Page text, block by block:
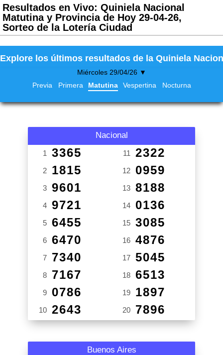
Resultados en Vivo: Quiniela Nacional
Matutina y Provincia de Hoy 29-04-26,
Sorteo de la Lotería Ciudad
Explore los últimos resultados de la Quiniela
Miércoles 29/04/26 ▼
Previa
Primera Matutina Vespertina Nocturna
Nacional
1 3365
2 1815
3 9601
4 9721
5 6455
6 6470
7 7340
8 7167
9 0786
10 2643
11 2322
12 0959
13 8188
14 0136
15 3085
16 4876
17 5045
18 6513
19 1897
20 7896
Buenos Aires